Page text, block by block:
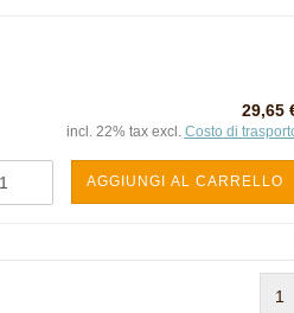
29,65
incl. 22% tax excl. Costo di
AGGIUNGI AL CARRELLO
1